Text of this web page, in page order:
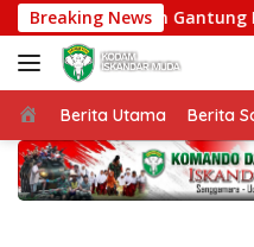
Langsung
ke
konten
Breaking News
Jembatan Gantung
Beranda
Berita Utama Berita